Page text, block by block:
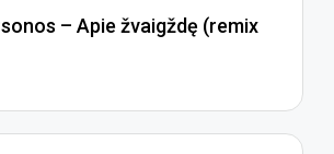
– Apie žvaigždę (remix